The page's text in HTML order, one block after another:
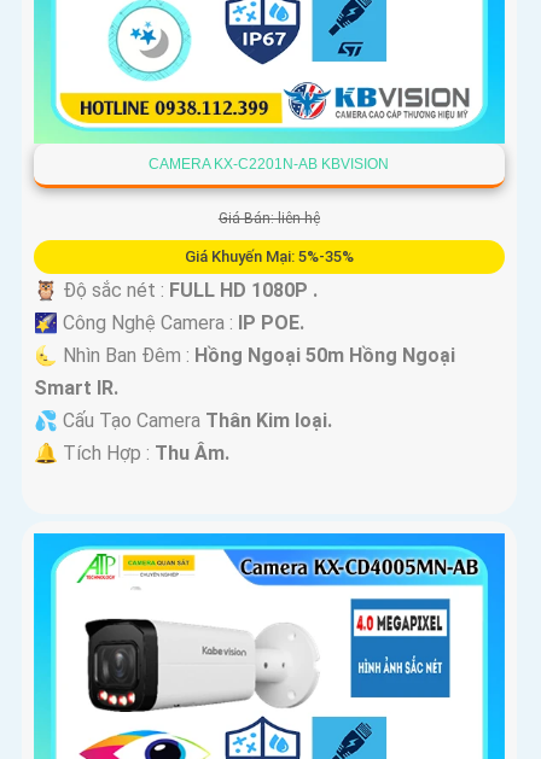
CAMERA KX-C2201N-AB KBVISION
Giá Bán: liên hệ
Giá Khuyến Mại: 5%-35%
🦉 Độ sắc nét : FULL HD 1080P .
🌠 Công Nghệ Camera : IP POE.
🌜 Nhìn Ban Đêm : Hồng Ngoại 50m Hồng Ngoại
Smart IR.
💦 Cấu Tạo Camera Thân Kim loại.
️🔔 Tích Hợp : Thu Âm.